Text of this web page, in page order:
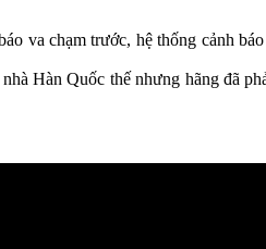
va chạm trước, hệ thống cảnh
Hàn Quốc thế nhưng hãng đã